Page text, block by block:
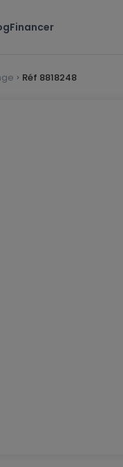
Financer
Réf 8818248